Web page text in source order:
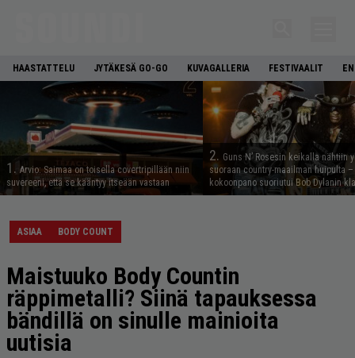
HAASTATTELU JYTÄKESÄ GO-GO KUVAGALLERIA FESTIVAALIT
1. Arvio: Saimaa on toisella covertripillään niin
suvereeni, että se kääntyy itseään vastaan
2. Guns N’ Rosesin keikalla nähtiin
suoraan country-maailman huipulta
kokoonpano suoriutui Bob Dylanin
ASIAA BODY COUNT
Maistuuko Body Countin
räppimetalli? Siinä tapauksessa
bändillä on sinulle mainioita
uutisia